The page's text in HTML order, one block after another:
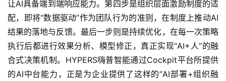
让AI具备端到端响应能力。第四步是组织层面激励制度的适
配，即将“数据驱动”作为团队行为的准则，在制度上推动AI
结果的落地与反馈。最后一步则是持续优化，在每一次策略
执行后都进行效果分析、模型修正，真正实现“AI+人”的融
合式决策机制。HYPERS嗨普智能通过Cockpit平台所提供
的AI中台能力，正是为企业提供了这样的“AI部署+组织融